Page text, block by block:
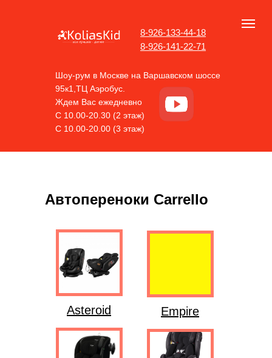
Шоу-рум в Москве на Варшавском шоссе
95к1,ТЦ Аэробус.
Ждем Вас ежедневно
С 10.00-20.30 (2 этаж)
С 10.00-20.00 (3 этаж)
8-926-141-22-71
8-926-133-44-18
Asteroid
Автопереноки Carrello
Empire